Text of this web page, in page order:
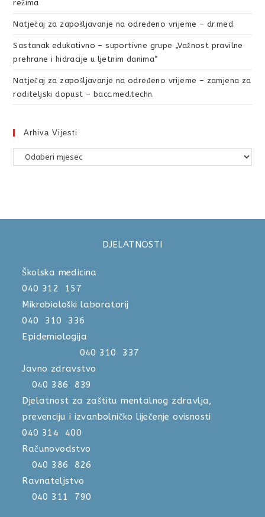
režima
Natječaj za zapošljavanje na određeno vrijeme – dr.med.
Sastanak edukativno – suportivne grupe „Važnost pravilne
prehrane i hidracije u ljetnim danima“
Natječaj za zapošljavanje na određeno vrijeme – zamjena za
roditeljski dopust – bacc.med.techn.
Arhiva Vijesti
DJELATNOSTI
Školska medicina
040 312 157
Mikrobiološki laboratorij
040 310 336
Epidemiologija
040 310 337
Javno zdravstvo
040 386 839
Djelatnost za zaštitu mentalnog zdravlja,
prevenciju i izvanbolničko liječenje ovisnosti
040 314 400
Računovodstvo
040 386 826
Ravnateljstvo
040 311 790